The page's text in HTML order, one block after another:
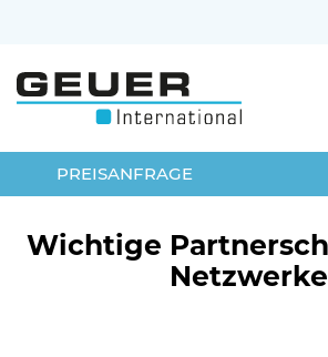
Lagerung
PREISANFRAGE
Wichtige
Netzwerke